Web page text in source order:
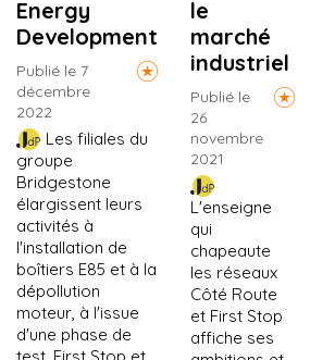
Energy
Development
Publié le 7
décembre
2022
Les filiales du
groupe
Bridgestone
élargissent leurs
activités à
l'installation de
boîtiers E85 et à la
dépollution
moteur, à l'issue
d'une phase de
le
marché
industriel
Publié le
26
novembre
2021
L'enseigne
qui
chapeaute
les réseaux
Côté Route
et First Stop
affiche ses